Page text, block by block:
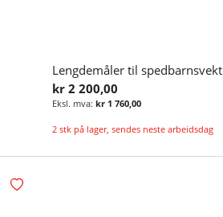
Legg i handlekurv
Lengdemåler til spedbarnsvekt
kr 2 200,00
kr 1 760,00
2 stk på lager, sendes neste arbeidsdag
Legg i ønskelisten